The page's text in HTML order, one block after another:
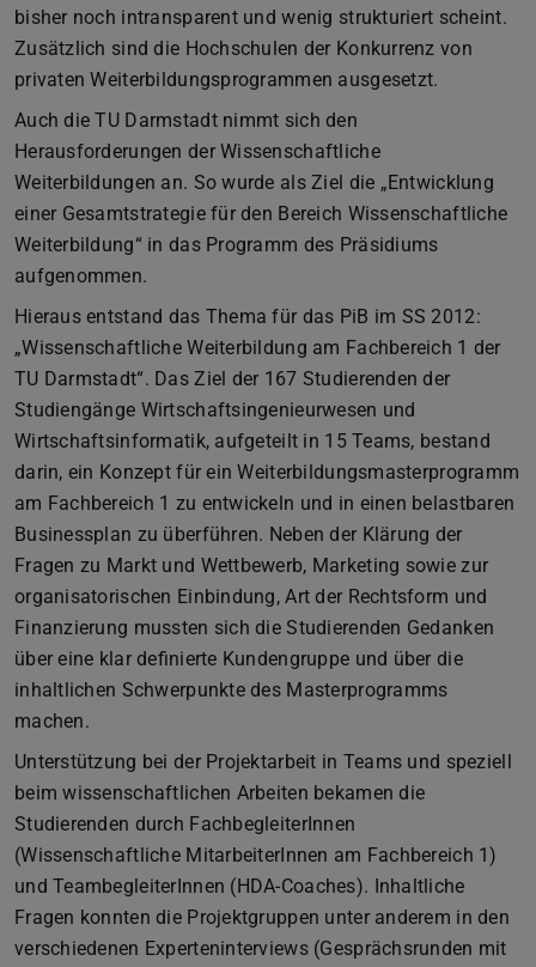
bisher noch intransparent und wenig strukturiert scheint.
Zusätzlich sind die Hochschulen der Konkurrenz von
privaten Weiterbildungsprogrammen ausgesetzt.
Auch die TU Darmstadt nimmt sich den
Herausforderungen der Wissenschaftliche
Weiterbildungen an. So wurde als Ziel die „Entwicklung
einer Gesamtstrategie für den Bereich Wissenschaftliche
Weiterbildung“ in das Programm des Präsidiums
aufgenommen.
Hieraus entstand das Thema für das PiB im SS 2012:
„Wissenschaftliche Weiterbildung am Fachbereich 1 der
TU Darmstadt“. Das Ziel der 167 Studierenden der
Studiengänge Wirtschaftsingenieurwesen und
Wirtschaftsinformatik, aufgeteilt in 15 Teams, bestand
darin, ein Konzept für ein Weiterbildungsmasterprogramm
am Fachbereich 1 zu entwickeln und in einen belastbaren
Businessplan zu überführen. Neben der Klärung der
Fragen zu Markt und Wettbewerb, Marketing sowie zur
organisatorischen Einbindung, Art der Rechtsform und
Finanzierung mussten sich die Studierenden Gedanken
über eine klar definierte Kundengruppe und über die
inhaltlichen Schwerpunkte des Masterprogramms
machen.
Unterstützung bei der Projektarbeit in Teams und speziell
beim wissenschaftlichen Arbeiten bekamen die
Studierenden durch FachbegleiterInnen
(Wissenschaftliche MitarbeiterInnen am Fachbereich 1)
und TeambegleiterInnen (HDA-Coaches). Inhaltliche
Fragen konnten die Projektgruppen unter anderem in den
verschiedenen Experteninterviews (Gesprächsrunden mit